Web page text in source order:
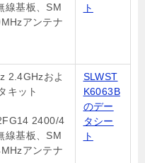
線基板、SM
アンテナ
ト
2.4GHzおよ
キット
2400/4
線基板、SM
アンテナ
SLWST
K6063B
のデー
タシー
ト